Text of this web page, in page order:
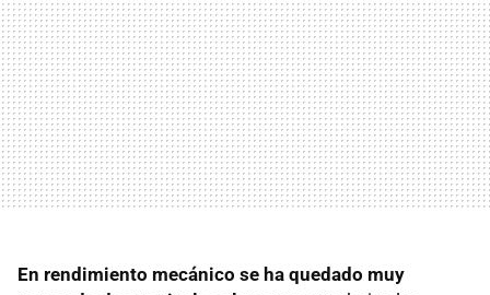
En rendimiento mecánico se ha quedado muy